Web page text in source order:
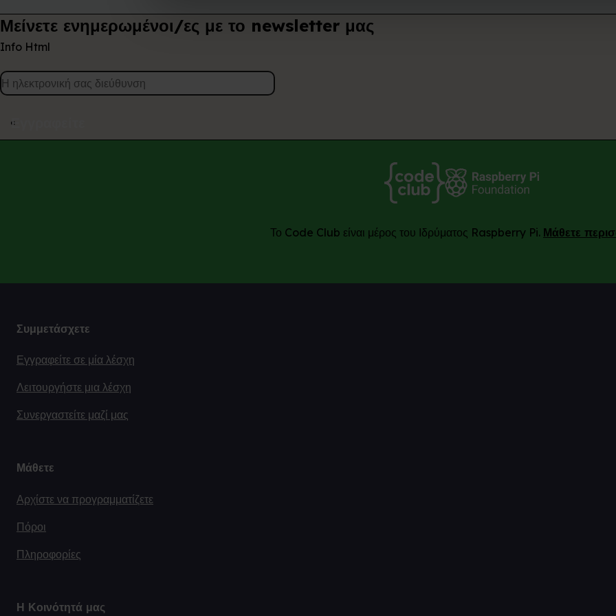
Μείνετε ενημερωμένοι/ες με το newsletter μας
Info Html
Εγγραφείτε
Το Code Club είναι μέρος του Ιδρύματος Raspberry Pi. Μάθετε
Συμμετάσχετε
Εγγραφείτε σε μία λέσχη
Λειτουργήστε μια λέσχη
Συνεργαστείτε μαζί μας
Μάθετε
Αρχίστε να προγραμματίζετε
Πόροι
Πληροφορίες
Η Κοινότητά μας